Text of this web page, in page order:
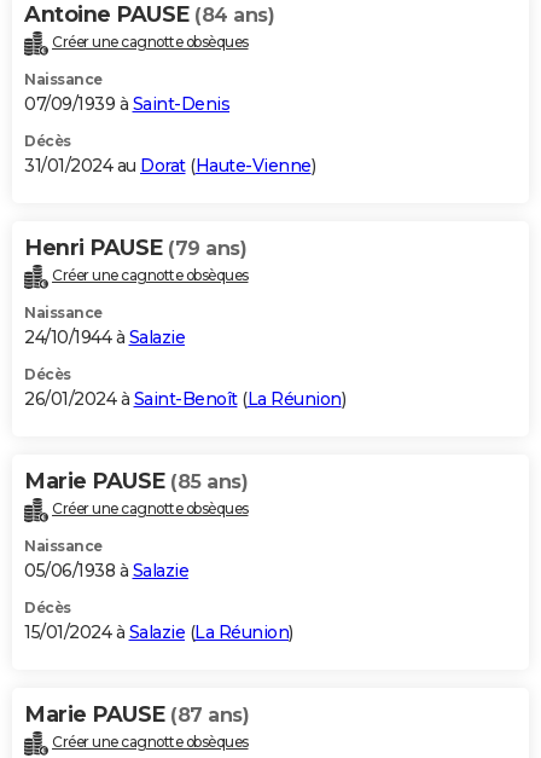
Antoine PAUSE (84 ans)
Créer une cagnotte obsèques
Naissance
07/09/1939 à Saint-Denis
Décès
31/01/2024 au Dorat(Haute-Vienne)
Henri PAUSE (79 ans)
Créer une cagnotte obsèques
Naissance
24/10/1944 à Salazie
Décès
26/01/2024 à Saint-Benoît(La Réunion)
Marie PAUSE (85 ans)
Créer une cagnotte obsèques
Naissance
05/06/1938 à Salazie
Décès
15/01/2024 à Salazie (La Réunion)
Marie PAUSE (87 ans)
Créer une cagnotte obsèques